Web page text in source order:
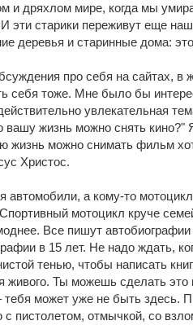
и дряхлом мире, когда мы
эти старики переживут еще
деревья и старинные дома:
про себя на сайтах, в
себя тоже. Мне было бы
увлекательная
вашу жизнь можно снять кино?"
жизнь можно снимать фильм
Христос.
автомобили, а кому-то
мотоцикл круче
Все пишут автобиографии
в 15 лет. Не надо ждать,
тенью, чтобы написать
живого. Ты можешь сделать это
тебя может уже не быть здесь.
с пистолетом, отмычкой, со